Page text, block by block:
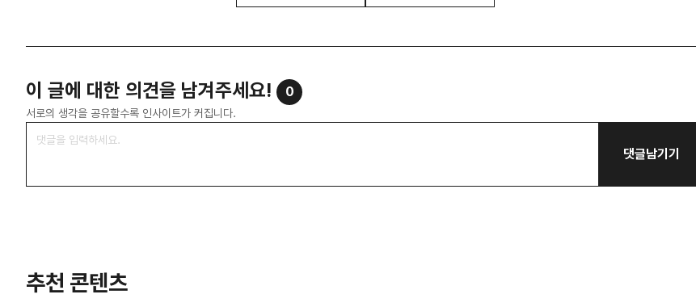
이 글에 대한 의견을 남겨주세요! 0
서로의 생각을 공유할수록 인사이트가 커집니다.
댓글남기기
추천 콘텐츠